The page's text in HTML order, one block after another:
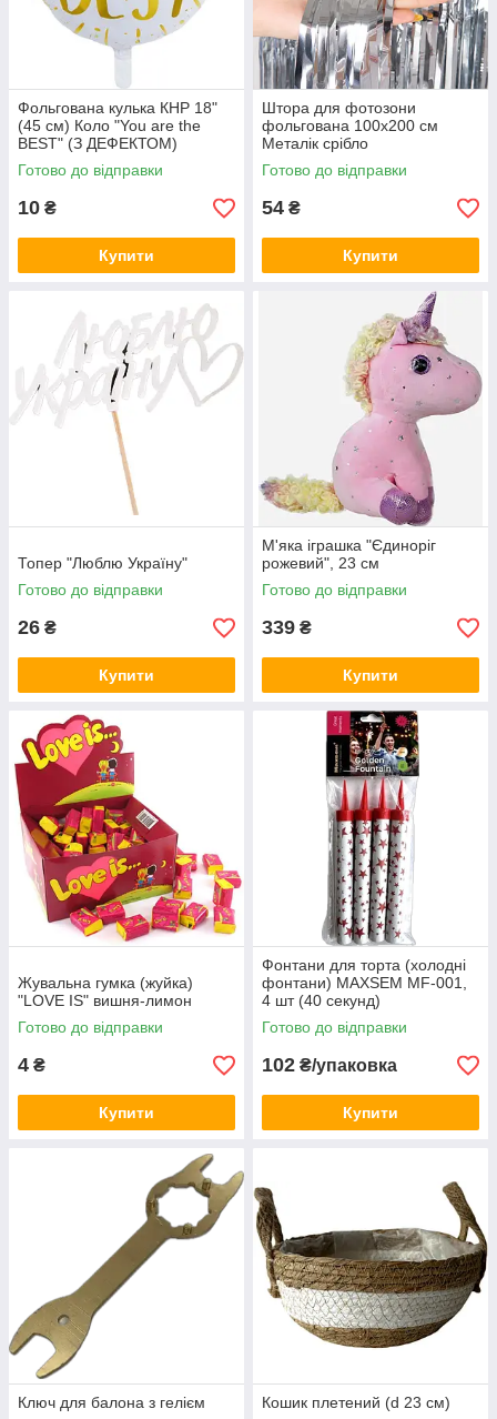
Фольгована кулька КНР 18"
(45 см) Коло "You are the
BEST" (З ДЕФЕКТОМ)
Готово до відправки
10 ₴
Купити
Штора для фотозони
фольгована 100х200 см
Металік срібло
Готово до відправки
54 ₴
Купити
Топер "Люблю Україну"
Готово до відправки
26 ₴
Купити
М'яка іграшка "Єдиноріг
рожевий", 23 см
Готово до відправки
339 ₴
Купити
Жувальна гумка (жуйка)
"LOVE IS" вишня-лимон
Готово до відправки
4 ₴
Купити
Фонтани для торта (холодні
фонтани) MAXSEM MF-001,
4 шт (40 секунд)
Готово до відправки
102 ₴/упаковка
Купити
Ключ для балона з гелієм
Кошик плетений (d 23 см)